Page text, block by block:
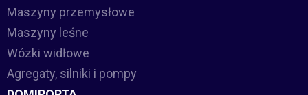
Maszyny przemysłowe
Maszyny leśne
Wózki widłowe
Agregaty, silniki i pompy